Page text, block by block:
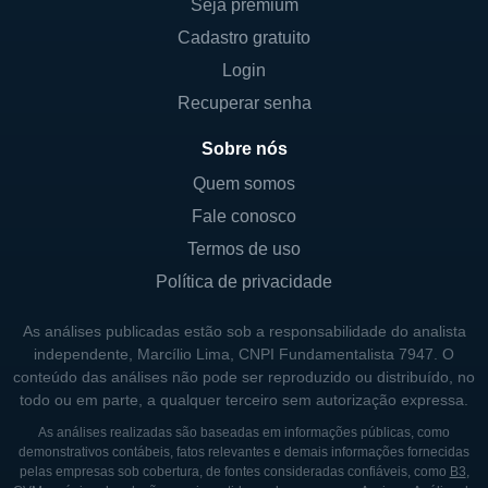
a expandir suas operações e a aprimorar
suas tecnologias para atender às exigências
e expectativas do consumidor moderno. A
empresa se empenha em desenvolver
Com o crescimento do streaming e do
consumo de conteúdos digitais, as ofertas da
RealNetworks estão posicionadas para
atender a essa demanda crescente.
Além disso, a RealNetworks também investe
em pesquisa e desenvolvimento, buscando
sempre novas formas de melhorar a
experiência do usuário e a segurança de
suas plataformas. Esse compromisso com a
inovação é central para a estratégia da
Seja premium
Cadastro gratuito
Login
Recuperar senha
Sobre nós
Quem somos
Fale conosco
Termos de uso
Política de privacidade
As análises publicadas estão sob a responsabilidade do analista
independente, Marcílio Lima, CNPI Fundamentalista 7947. O
conteúdo das análises não pode ser reproduzido ou distribuído, no
todo ou em parte, a qualquer terceiro sem autorização expressa.
As análises realizadas são baseadas em informações públicas, como
demonstrativos contábeis, fatos relevantes e demais informações fornecidas
pelas empresas sob cobertura, de fontes consideradas confiáveis, como B3,